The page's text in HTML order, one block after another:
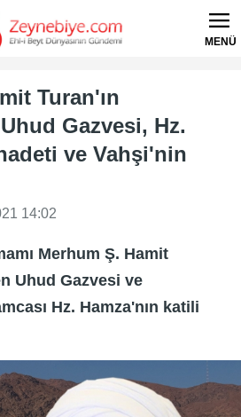
MENÜ
Turan'ın
Gazvesi, Hz.
ve Vahşi'nin
14:02
Merhum Ş. Hamit
Uhud Gazvesi ve
Hz. Hamza'nın katili